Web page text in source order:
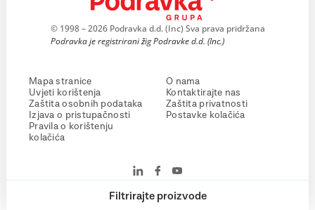
Filtrirajte proizvode
© 1998 – 2026 Podravka d.d. (Inc) Sva prava pridržana
Podravka je registrirani žig Podravke d.d. (Inc.)
Mapa stranice
Uvjeti korištenja
Zaštita osobnih podataka
Izjava o pristupačnosti
Pravila o korištenju
kolačića
O nama
Kontaktirajte nas
Zaštita privatnosti
Postavke kolačića